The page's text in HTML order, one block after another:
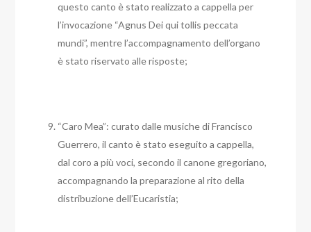
questo canto è stato realizzato a cappella per
l’invocazione “Agnus Dei qui tollis peccata
mundi”, mentre l’accompagnamento dell’organo
è stato riservato alle risposte;
“Caro Mea”: curato dalle musiche di Francisco
Guerrero, il canto è stato eseguito a cappella,
dal coro a più voci, secondo il canone gregoriano,
accompagnando la preparazione al rito della
distribuzione dell’Eucaristia;